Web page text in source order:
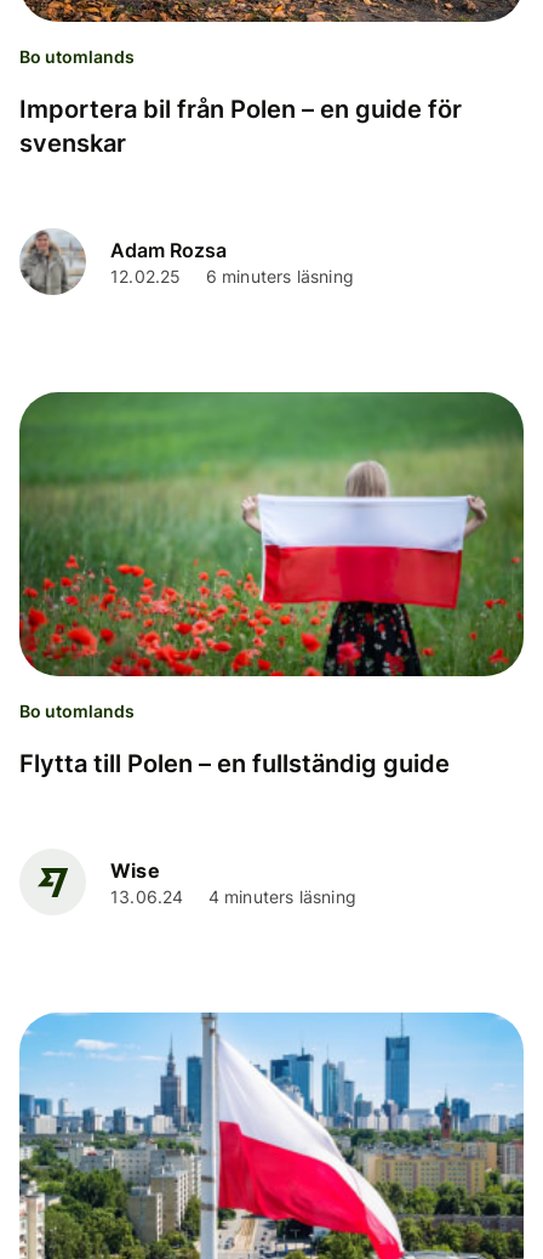
Bo utomlands
Importera bil från Polen – en guide för
svenskar
Adam Rozsa
12.02.25 6 minuters läsning
Bo utomlands
Flytta till Polen – en fullständig guide
Wise
13.06.24 4 minuters läsning